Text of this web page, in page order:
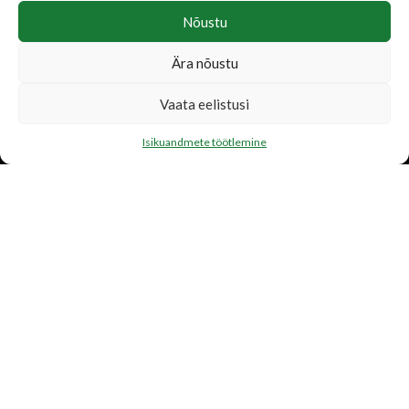
Nõustu
Ära nõustu
Vaata eelistusi
Isikuandmete töötlemine